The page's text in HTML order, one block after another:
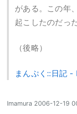
がある。この年、
起こしたのだった
（後略）
まんぷく::日記 -
Imamura 2006-12-19